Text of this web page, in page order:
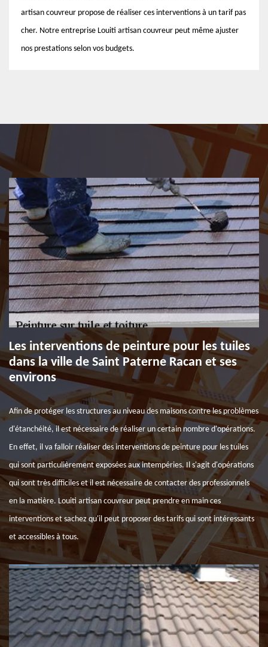
artisan couvreur propose de réaliser ces interventions à un tarif pas
cher. Notre entreprise Louiti artisan couvreur peut même ajuster
nos prestations selon vos budgets.
Les interventions de peinture pour les tuiles
dans la ville de Saint Paterne Racan et ses
environs
Afin de protéger les structures au niveau des maisons contre les problèmes
d'étanchéité, il est nécessaire de réaliser un certain nombre d'opérations.
En effet, il va falloir réaliser des interventions de peinture pour les tuiles
qui sont particulièrement exposées aux intempéries. Il s'agit d'opérations
qui sont très difficiles et il est nécessaire de contacter des professionnels
en la matière. Louiti artisan couvreur peut prendre en main ces
interventions et sachez qu'il peut proposer des tarifs qui sont intéressants
et accessibles à tous.